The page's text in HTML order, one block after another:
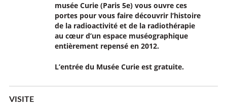
musée Curie (Paris 5e) vous ouvre ces
portes pour vous faire découvrir l’histoire
de la radioactivité et de la radiothérapie
au cœur d’un espace muséographique
entièrement repensé en 2012.
L’entrée du Musée Curie est gratuite.
VISITE